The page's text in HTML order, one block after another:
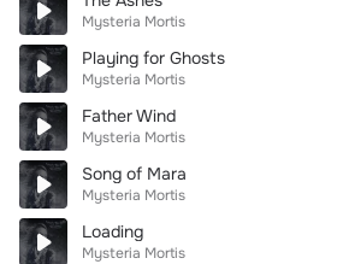
Mysteria Mortis
Playing for Ghosts
Mysteria Mortis
Father Wind
Mysteria Mortis
Song of Mara
Mysteria Mortis
Loading
Mysteria Mortis